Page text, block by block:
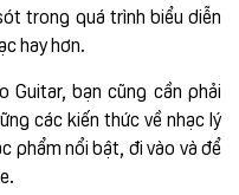
trong quá trình biểu diễn
hay hơn.
Guitar, bạn cũng cần phải
các kiến thức về nhạc lý
phẩm nổi bật, đi vào và để